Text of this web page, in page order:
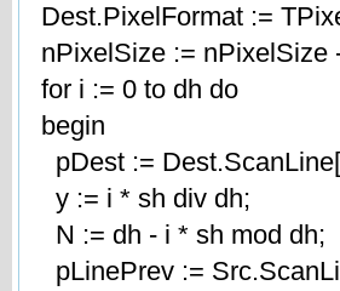
Dest.PixelFormat :=
nPixelSize := nPixelSize
for i := 0 to dh do
begin
pDest :=
y := i * sh div dh;
N := dh - i * sh mod dh;
pLinePrev :=